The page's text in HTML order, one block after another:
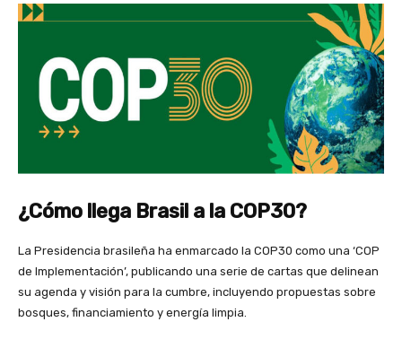
¿Cómo llega Brasil a la COP30?
La Presidencia brasileña ha enmarcado la COP30 como una ‘COP
de Implementación’, publicando una serie de cartas que delinean
su agenda y visión para la cumbre, incluyendo propuestas sobre
bosques, financiamiento y energía limpia.